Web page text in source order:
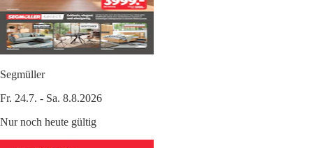
Segmüller
Fr. 24.7. - Sa. 8.8.2026
Nur noch heute gültig